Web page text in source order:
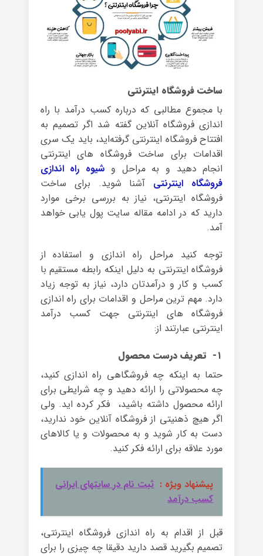
ساخت فروشگاه اینترنتی
با مجموع مطالبی که درباره کسب درآمد با راه
اندازی فروشگاه آنلاین گفته شد اگر تصمیم به
افتتاح فروشگاه اینترنتی گرفته‌اید، باید یک سری
اقدامات برای ساخت فروشگاه های اینترنتی
انجام دهید و به مراحل و شیوه راه اندازی
فروشگاه اینترنتی آشنا شوید. برای ساخت
فروشگاه اینترنتی، نیاز به بررسی برخی موارد
دارید که در ادامه مقاله سایت پول یابی خواهد
آمد.
توجه کنید مراحل راه اندازی و استفاده از
فروشگاه اینترنتی به دلیل اینکه رابطه مستقیم با
کسب و کار و درآمدتان دارد، نیاز به توجه زیاد
دارد. مهم ترین مراحل و اقدامات برای راه اندازی
فروشگاه های اینترنتی جهت کسب درآمد
اینترنتی عبارتند از:
۱- تعریف درست محصول
حتما به اینکه چه فروشگاهی راه اندازی کنید،
چه محصولاتی را ارائه دهید و چه شرایطی برای
ارائه محصول داشته باشید، فکر کرده اید. ولی
اگر هیچ ذهنیتی از فروشگاه آنلاین خود ندارید،
دست به کار شوید و به محصولات و یا کالاهای
مورد علاقه برای ارائه فکر کنید.
پیشنهاد ویژه : ثبت نام در سایتهای ایرانی
کسب درآمد
قبل از اقدام به راه اندازی فروشگاه اینترنتی،
تصمیم بگیرید قصد دارید دقیقا چه چیزی را برای